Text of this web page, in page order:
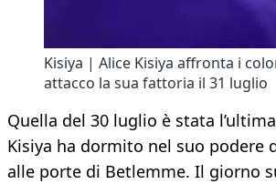
Kisiya | Alice Kisiya affronta i
attacco la sua fattoria il 31 luglio
Quella del 30 luglio è stata
Kisiya ha dormito nel suo podere
alle porte di Betlemme. Il giorno